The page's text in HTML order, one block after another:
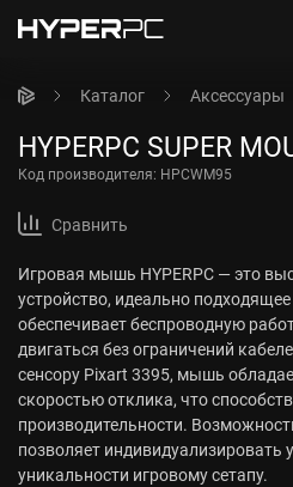
Каталог Аксессуары
HYPERPC SUPER
Код производителя: HPCWM95
Сравнить
Игровая мышь HYPERPC — это
устройство, идеально
обеспечивает беспроводную
двигаться без ограничений
сенсору Pixart 3395, мышь
скоростью отклика, что
производительности.
позволяет индивидуализировать
уникальности игровому сетапу.